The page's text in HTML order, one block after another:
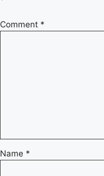
Comment *
Name *